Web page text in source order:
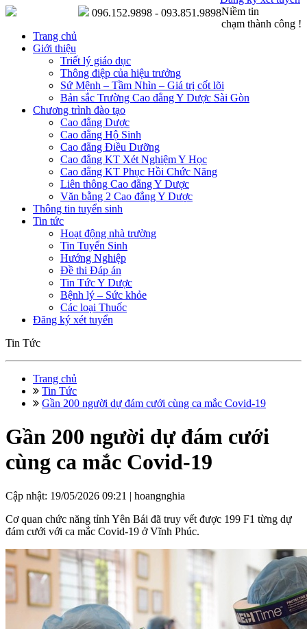
Niềm tin
chạm thành công !
096.152.9898 - 093.851.9898
Trang chủ
Giới thiệu
Triết lý giáo dục
Thông điệp của hiệu trưởng
Sứ Mệnh – Tầm Nhìn – Giá trị cốt lõi
Bản sắc Trường Cao đẳng Y Dược Sài Gòn
Chương trình đào tạo
Cao đẳng Dược
Cao đẳng Hộ Sinh
Cao đẳng Điều Dưỡng
Cao đẳng KT Xét Nghiệm Y Học
Cao đẳng KT Phục Hồi Chức Năng
Liên thông Cao đẳng Y Dược
Văn bằng 2 Cao đẳng Y Dược
Thông tin tuyển sinh
Tin tức
Hoạt động nhà trường
Tin Tuyển Sinh
Hướng Nghiệp
Đề thi Đáp án
Tin Tức Y Dược
Bệnh lý – Sức khỏe
Các loại Thuốc
Đăng ký xét tuyển
Tin Tức
Trang chủ
Tin Tức
Gần 200 người dự đám cưới cùng ca mắc Covid-19
Gần 200 người dự đám cưới
cùng ca mắc Covid-19
Cập nhật: 19/05/2026 09:21 | hoangnghia
Cơ quan chức năng tỉnh Yên Bái đã truy vết được 199 F1 từng dự
đám cưới với ca mắc Covid-19 ở Vĩnh Phúc.